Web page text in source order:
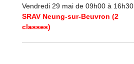
Vendredi 29 mai de 09h00 à 16h30
SRAV Neung-sur-Beuvron (2
classes)